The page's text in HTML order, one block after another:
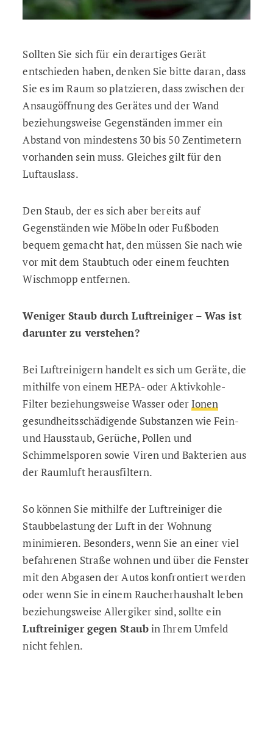
Sollten Sie sich für ein derartiges Gerät
entschieden haben, denken Sie bitte daran, dass
Sie es im Raum so platzieren, dass zwischen der
Ansaugöffnung des Gerätes und der Wand
beziehungsweise Gegenständen immer ein
Abstand von mindestens 30 bis 50 Zentimetern
vorhanden sein muss. Gleiches gilt für den
Luftauslass.
Den Staub, der es sich aber bereits auf
Gegenständen wie Möbeln oder Fußboden
bequem gemacht hat, den müssen Sie nach wie
vor mit dem Staubtuch oder einem feuchten
Wischmopp entfernen.
Weniger Staub durch Luftreiniger – Was ist
darunter zu verstehen?
Bei Luftreinigern handelt es sich um Geräte, die
mithilfe von einem HEPA- oder Aktivkohle-
Filter beziehungsweise Wasser oder Ionen
gesundheitsschädigende Substanzen wie Fein-
und Hausstaub, Gerüche, Pollen und
Schimmelsporen sowie Viren und Bakterien aus
der Raumluft herausfiltern.
So können Sie mithilfe der Luftreiniger die
Staubbelastung der Luft in der Wohnung
minimieren. Besonders, wenn Sie an einer viel
befahrenen Straße wohnen und über die Fenster
mit den Abgasen der Autos konfrontiert werden
oder wenn Sie in einem Raucherhaushalt leben
beziehungsweise Allergiker sind, sollte ein
Luftreiniger gegen Staubin Ihrem Umfeld
nicht fehlen.